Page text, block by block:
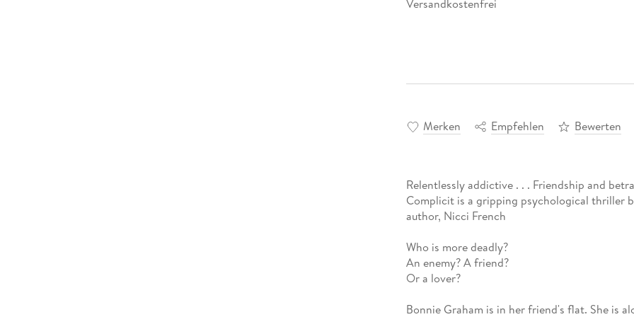
Versandkostenfrei
Merken Empfehlen Bewerten
Relentlessly addictive . . . Friendship and
Complicit is a gripping psychological thriller
author, Nicci French
Who is more deadly?
An enemy? A friend?
Or a lover?
Bonnie Graham is in her friend's flat. She is